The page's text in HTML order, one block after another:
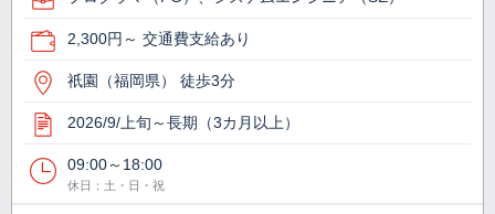
2,300円～ 交通費支給あり
祇園（福岡県） 徒歩3分
2026/9/上旬～長期（3カ月以上）
09:00～18:00
休日：土・日・祝